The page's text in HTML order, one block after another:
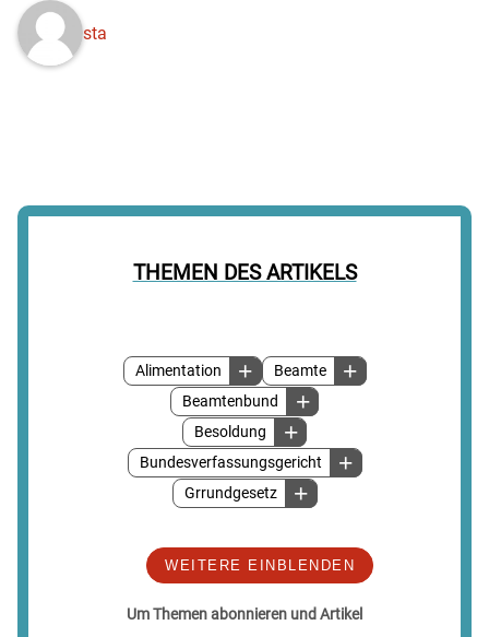
THEMEN DES ARTIKELS
Alimentation
Beamte
Beamtenbund
Besoldung
Bundesverfassungsgericht
Grrundgesetz
WEITERE EINBLENDEN
Um Themen abonnieren und Artikel
sta